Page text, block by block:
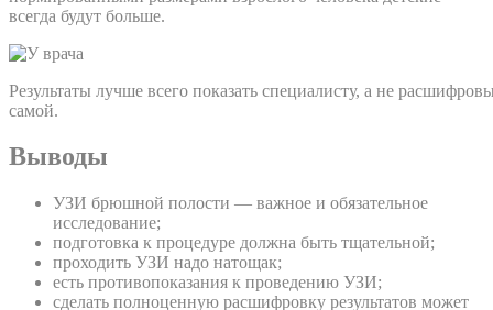
всегда будут больше.
Результаты лучше всего показать специалисту, а не
самой.
Выводы
УЗИ брюшной полости — важное и обязательное
исследование;
подготовка к процедуре должна быть тщательной;
проходить УЗИ надо натощак;
есть противопоказания к проведению УЗИ;
сделать полноценную расшифровку результатов может